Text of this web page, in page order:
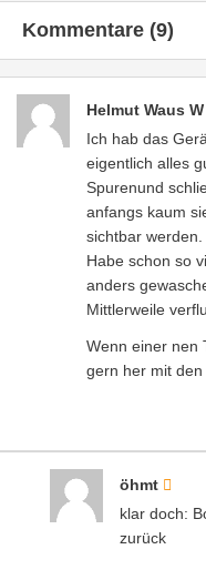
Kommentare (9)
Helmut Waus W
Ich hab das
eigentlich alles
Spurenund
anfangs kaum
sichtbar werden.
Habe schon so
anders
Mittlerweile
Wenn einer nen
gern her mit den
öhmt
klar doch:
zurück